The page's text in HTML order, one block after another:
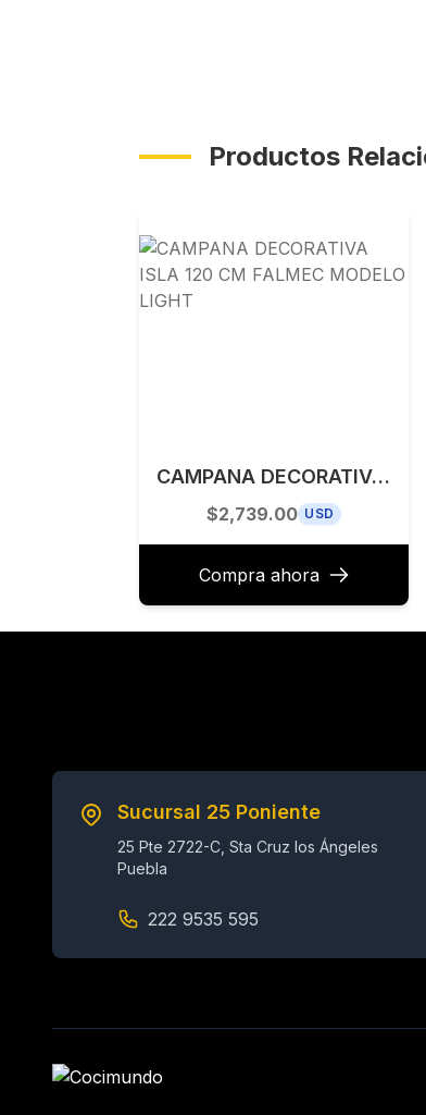
Productos
CAMPANA DECORATIVA ISLA 120 CM FALMEC MODELO LIGHT
$2,739.00 USD
Compra ahora
Sucursal 25 Poniente
25 Pte 2722-C, Sta Cruz los Ángeles
Puebla
222 9535 595